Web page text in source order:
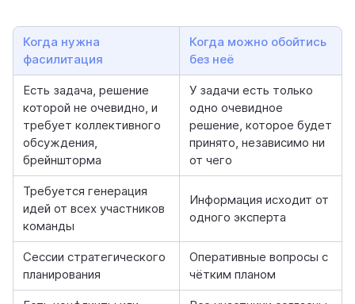
Когда нужна
фасилитация
Когда можно обойтись
без неё
Есть задача, решение
которой не очевидно, и
требует коллективного
обсуждения,
брейншторма
У задачи есть только
одно очевидное
решение, которое будет
принято, независимо ни
от чего
Требуется генерация
идей от всех участников
команды
Информация исходит от
одного эксперта
Сессии стратегического
планирования
Оперативные вопросы с
чётким планом